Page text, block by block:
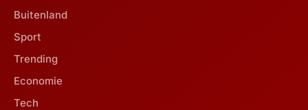
Buitenland
Sport
Trending
Economie
Tech